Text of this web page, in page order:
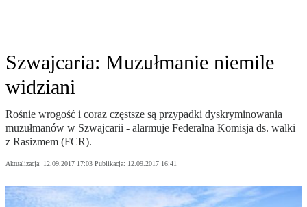
Szwajcaria: Muzułmanie niemile
widziani
Rośnie wrogość i coraz częstsze są przypadki dyskryminowania
muzułmanów w Szwajcarii - alarmuje Federalna Komisja ds. walki
z Rasizmem (FCR).
Aktualizacja: 12.09.2017 17:03 Publikacja: 12.09.2017 16:41